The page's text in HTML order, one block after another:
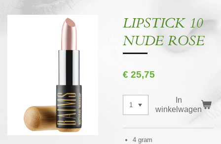
LIPSTICK 10
NUDE ROSE
€ 25,75
In
winkelwagen
4 gram